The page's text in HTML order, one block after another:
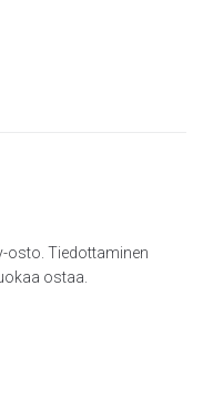
osto. Tiedottaminen
ostaa.